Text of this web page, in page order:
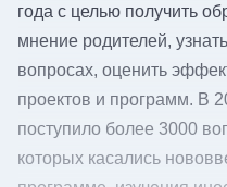
года с целью получить
мнение родителей,
вопросах, оценить
проектов и программ. В
поступило более 3000
которых касались